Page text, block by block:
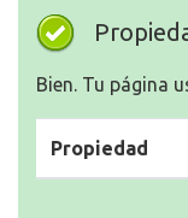
Bien. Tu página
Propiedad